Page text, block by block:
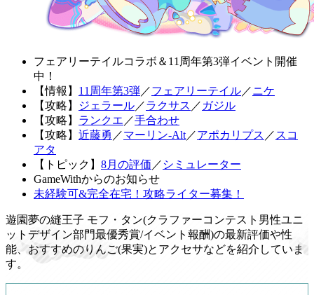
フェアリーテイルコラボ＆11周年第3弾イベント開催
中！
【情報】 11周年第3弾／フェアリーテイル／ニケ
【攻略】
ジェラール／ラクサス ／ ガジル
【攻略】 ランクエ ／手合わせ
【攻略】 近藤勇 ／マーリン-Alt／アポカリプス ／ スコ
アタ
【トピック】 8月の評価 ／ シミュレーター
GameWithからのお知らせ
未経験可&完全在宅！攻略ライター募集！
遊園夢の縫王子 モフ・タン(クラファーコンテスト男性ユニ
ットデザイン部門最優秀賞/イベント報酬)の最新評価や性
能、おすすめのりんご(果実)とアクセサなどを紹介していま
す。